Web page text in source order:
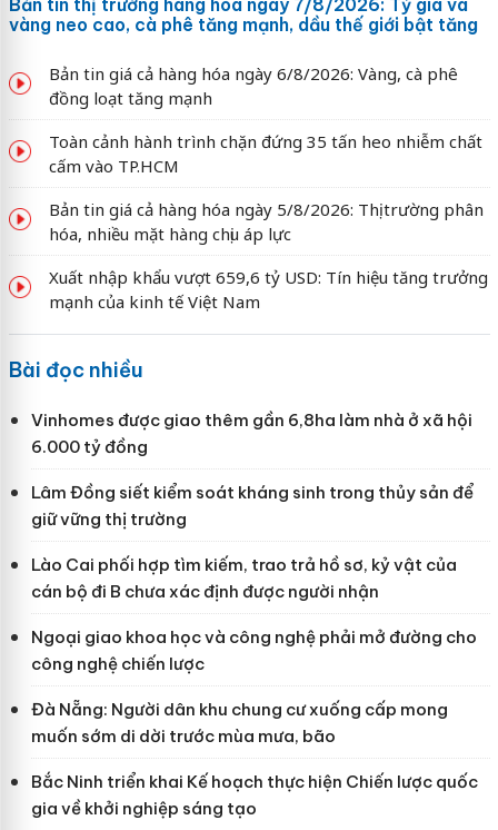
Bản tin thị trường hàng hóa ngày 7/8/2026: Tỷ giá và
vàng neo cao, cà phê tăng mạnh, dầu thế giới bật tăng
Bản tin giá cả hàng hóa ngày 6/8/2026: Vàng, cà phê
đồng loạt tăng mạnh
Toàn cảnh hành trình chặn đứng 35 tấn heo nhiễm chất
cấm vào TP.HCM
Bản tin giá cả hàng hóa ngày 5/8/2026: Thị trường phân
hóa, nhiều mặt hàng chịu áp lực
Xuất nhập khẩu vượt 659,6 tỷ USD: Tín hiệu tăng trưởng
mạnh của kinh tế Việt Nam
Bài đọc nhiều
Vinhomes được giao thêm gần 6,8ha làm nhà ở xã hội
6.000 tỷ đồng
Lâm Đồng siết kiểm soát kháng sinh trong thủy sản để
giữ vững thị trường
Lào Cai phối hợp tìm kiếm, trao trả hồ sơ, kỷ vật của
cán bộ đi B chưa xác định được người nhận
Ngoại giao khoa học và công nghệ phải mở đường cho
công nghệ chiến lược
Đà Nẵng: Người dân khu chung cư xuống cấp mong
muốn sớm di dời trước mùa mưa, bão
Bắc Ninh triển khai Kế hoạch thực hiện Chiến lược quốc
gia về khởi nghiệp sáng tạo